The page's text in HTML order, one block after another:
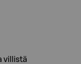
villistä